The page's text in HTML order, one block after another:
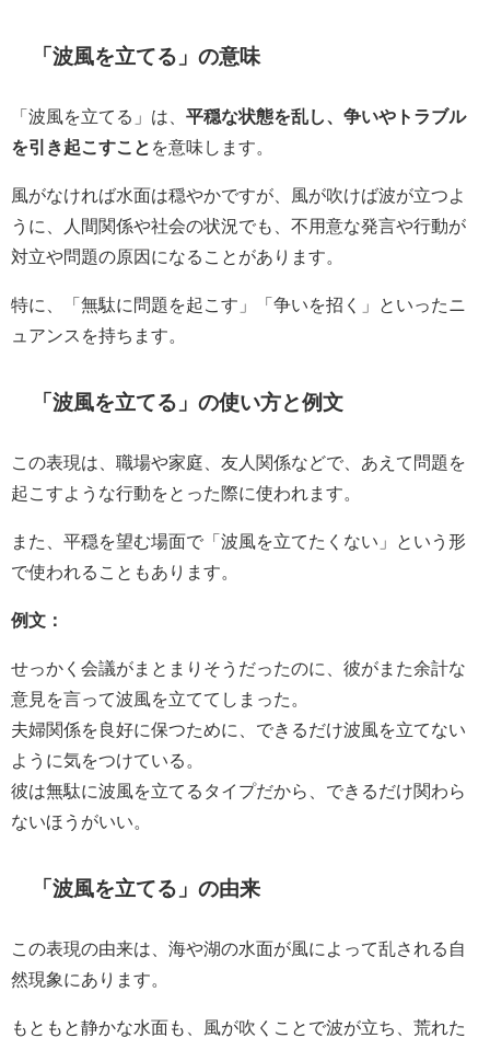
「波風を立てる」の意味
「波風を立てる」は、 平穏な状態を乱し、争いやトラブル
を引き起こすこと を意味します。
風がなければ水面は穏やかですが、風が吹けば波が立つよ
うに、人間関係や社会の状況でも、不用意な発言や行動が
対立や問題の原因になることがあります。
特に、「無駄に問題を起こす」「争いを招く」といったニ
ュアンスを持ちます。
「波風を立てる」の使い方と例文
この表現は、職場や家庭、友人関係などで、あえて問題を
起こすような行動をとった際に使われます。
また、平穏を望む場面で「波風を立てたくない」という形
で使われることもあります。
例文：
せっかく会議がまとまりそうだったのに、彼がまた余計な
意見を言って波風を立ててしまった。
夫婦関係を良好に保つために、できるだけ波風を立てない
ように気をつけている。
彼は無駄に波風を立てるタイプだから、できるだけ関わら
ないほうがいい。
「波風を立てる」の由来
この表現の由来は、海や湖の水面が風によって乱される自
然現象にあります。
もともと静かな水面も、風が吹くことで波が立ち、荒れた